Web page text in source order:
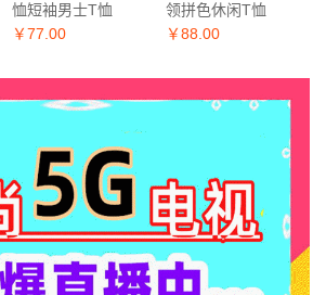
恤短袖男士T恤
￥77.00
领拼色休闲T恤
￥88.00